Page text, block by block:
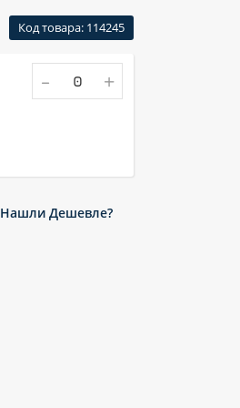
Код товара: 114245
- +
Нашли Дешевле?